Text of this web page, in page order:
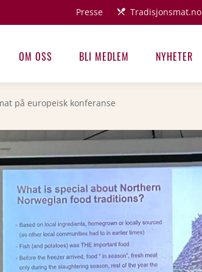
Presse Tradisjonsmat.no
OM OSS BLI MEDLEM NYHETER
på europeisk konferanse